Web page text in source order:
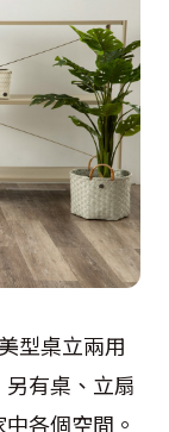
型桌立兩用
有桌、立扇
各個空間。